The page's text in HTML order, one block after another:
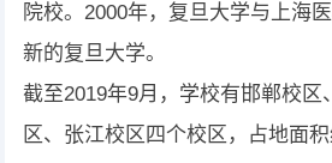
院校。2000年，复旦大学与上海
新的复旦大学。
截至2019年9月，学校有邯郸校区
区、张江校区四个校区，占地面积